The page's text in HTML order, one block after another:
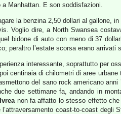
Manhattan. E son soddisfazioni.
la benzina 2,50 dollari al gallone,
Voglio dire, a North Swansea
bidone di auto con meno di 37
peraltro l’estate scorsa erano arrivati
interessante, soprattutto per
centinaia di chilometri di aree
del sano rock americano
due settimane fa, andando in
Ivreanon fa affatto lo stesso effetto
coast-to-coast